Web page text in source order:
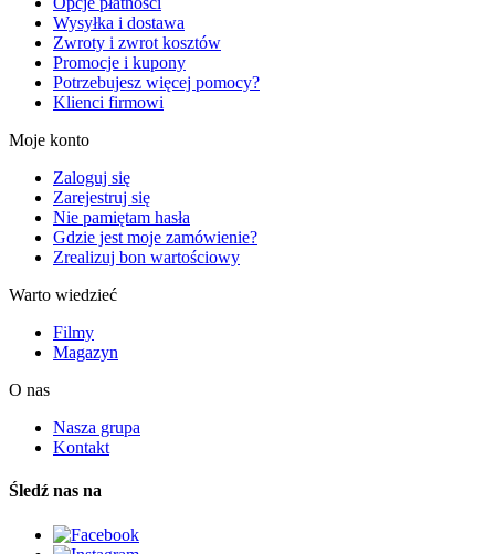
Wysyłka i dostawa
Zwroty i zwrot kosztów
Promocje i kupony
Potrzebujesz więcej pomocy?
Klienci firmowi
Moje konto
Zaloguj się
Zarejestruj się
Nie pamiętam hasła
Gdzie jest moje zamówienie?
Zrealizuj bon wartościowy
Warto wiedzieć
Filmy
Magazyn
O nas
Nasza grupa
Kontakt
Śledź nas na